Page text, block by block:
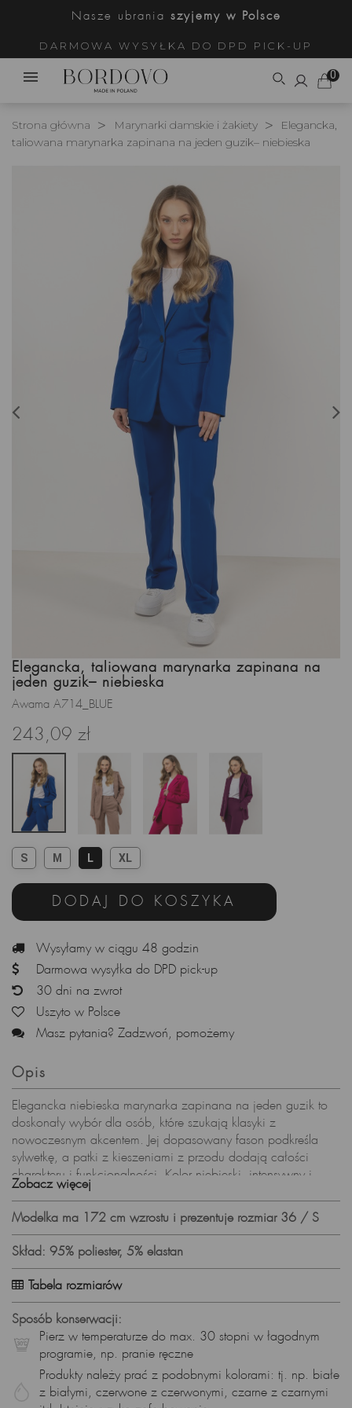
Nasze ubrania szyjemy w Polsce
DARMOWA WYSYŁKA DO DPD PICK-UP
0
Strona główna Marynarki damskie i żakiety
Elegancka,
taliowana marynarka zapinana na jeden guzik– niebieska
Elegancka, taliowana marynarka zapinana na
jeden guzik– niebieska
Awama A714_BLUE
243,09 zł
S M L XL
DODAJ DO KOSZYKA
Wysyłamy w ciągu 48 godzin
Darmowa wysyłka do DPD pick-up
30 dni na zwrot
Uszyto w Polsce
Masz pytania? Zadzwoń, pomożemy
Opis
Elegancka niebieska marynarka zapinana na jeden guzik to
doskonały wybór dla osób, które szukają klasyki z
nowoczesnym akcentem. Jej dopasowany fason podkreśla
sylwetkę, a patki z kieszeniami z przodu dodają całości
charakteru i funkcjonalności. Kolor niebieski, intensywny i
wyrazisty, nadaje marynarce eleganckiego i świeżego
wyglądu, idealnego do wielu okazji.
Cechy produktu:
•Kolor: Niebieski•Fason:Taliowana marynarka z jednym
guzikiem•
Zapięcie:
kieszeniami z przodu•
klasyczny•
Podszewka:
Znajdziesz w naszym sklepie spodnie w tym samym kolorze.
Zestawje razem z marynarką, a stworzą elegancki damski
garnitur, który założysz na wiele okazji: do pracy, do biura,
na uroczystość rodzinną, na eleganckie spotkanie
Zobacz więcej
Modelka ma 172 cm wzrostu i prezentuje rozmiar 36 / S
Skład: 95% poliester, 5% elastan
Tabela rozmiarów
Sposób konserwacji:
Pierz w temperaturze do max. 30 stopni w łagodnym
programie, np. pranie ręczne
Produkty należy prać z podobnymi kolorami: tj. np. białe
z białymi, czerwone z czerwonymi, czarne z czarnymi